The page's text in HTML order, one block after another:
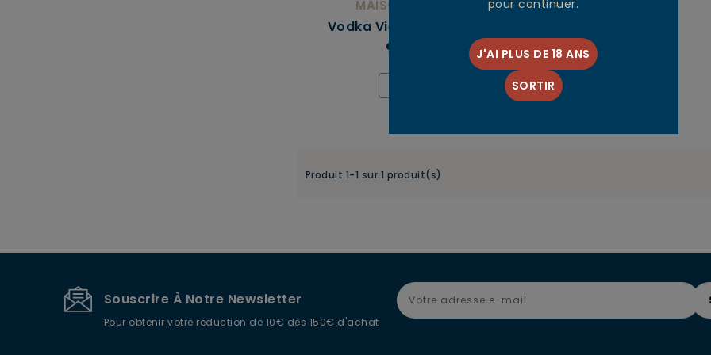
MAISON MOUNICQ
Vodka Vieillie Nadé En Fût
95,00 €
Produit 1-1 sur 1 produit(s)
Souscrire À Notre Newsletter
Pour obtenir votre réduction de 10€ dès 150€ d'achat
pour continuer.
J'AI PLUS DE 18 ANS
SORTIR